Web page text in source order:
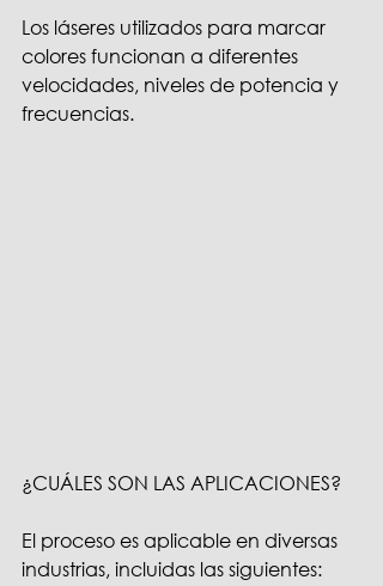
Los láseres utilizados para marcar
colores funcionan a diferentes
velocidades, niveles de potencia y
frecuencias.
¿CUÁLES SON LAS APLICACIONES?
El proceso es aplicable en diversas
industrias, incluidas las siguientes: